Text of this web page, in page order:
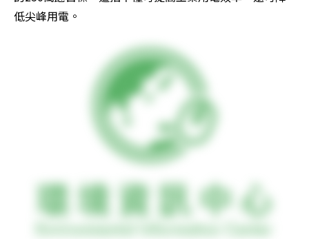
低尖峰用電。